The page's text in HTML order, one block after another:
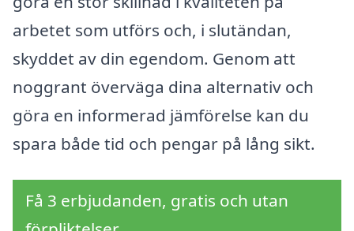
arbetet som utförs och, i slutändan,
skyddet av din egendom. Genom att
noggrant överväga dina alternativ och
göra en informerad jämförelse kan du
spara både tid och pengar på lång sikt.
Få 3 erbjudanden, gratis och utan